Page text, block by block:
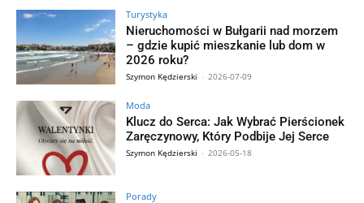
Turystyka
Nieruchomości w Bułgarii nad morzem
– gdzie kupić mieszkanie lub dom w
2026 roku?
Szymon Kędzierski - 2026-07-09
Moda
Klucz do Serca: Jak Wybrać Pierścionek
Zaręczynowy, Który Podbije Jej Serce
Szymon Kędzierski - 2026-05-18
Porady